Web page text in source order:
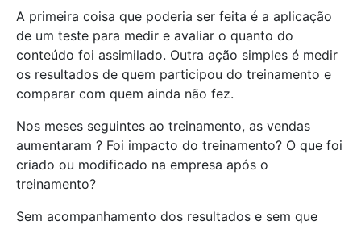
A primeira coisa que poderia ser feita é a aplicação
de um teste para medir e avaliar o quanto do
conteúdo foi assimilado. Outra ação simples é medir
os resultados de quem participou do treinamento e
comparar com quem ainda não fez.
Nos meses seguintes ao treinamento, as vendas
aumentaram ? Foi impacto do treinamento? O que foi
criado ou modificado na empresa após o
treinamento?
Sem acompanhamento dos resultados e sem que